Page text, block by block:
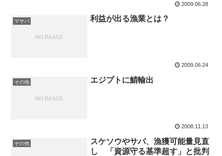
2009.06.28
マサバ 利益が出る漁業とは？
2009.06.24
その他 エジプトに鯖輸出
2008.11.13
その他
スケソウやサバ、漁獲可能量見直
し 「資源守る基準超す」と批判